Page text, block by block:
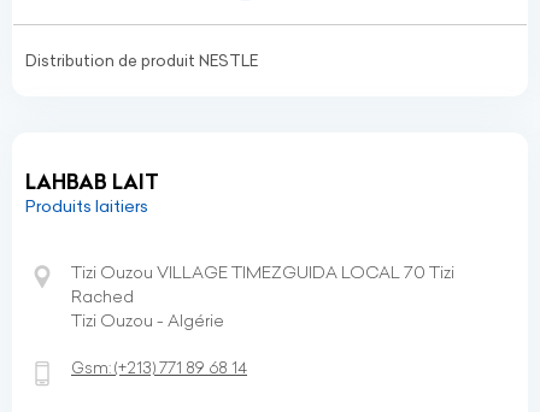
Distribution de produit NESTLE
LAHBAB LAIT
Produits laitiers
Tizi Ouzou VILLAGE TIMEZGUIDA LOCAL 70 Tizi
Rached
Tizi Ouzou - Algérie
Gsm:(+213)771 89 68 14